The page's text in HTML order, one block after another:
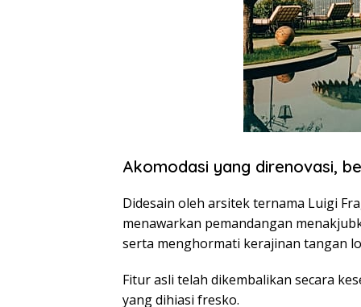
Akomodasi yang direnovasi,
Didesain oleh arsitek ternama Luigi
menawarkan pemandangan
serta menghormati kerajinan tangan
Fitur asli telah dikembalikan secara
yang dihiasi fresko.